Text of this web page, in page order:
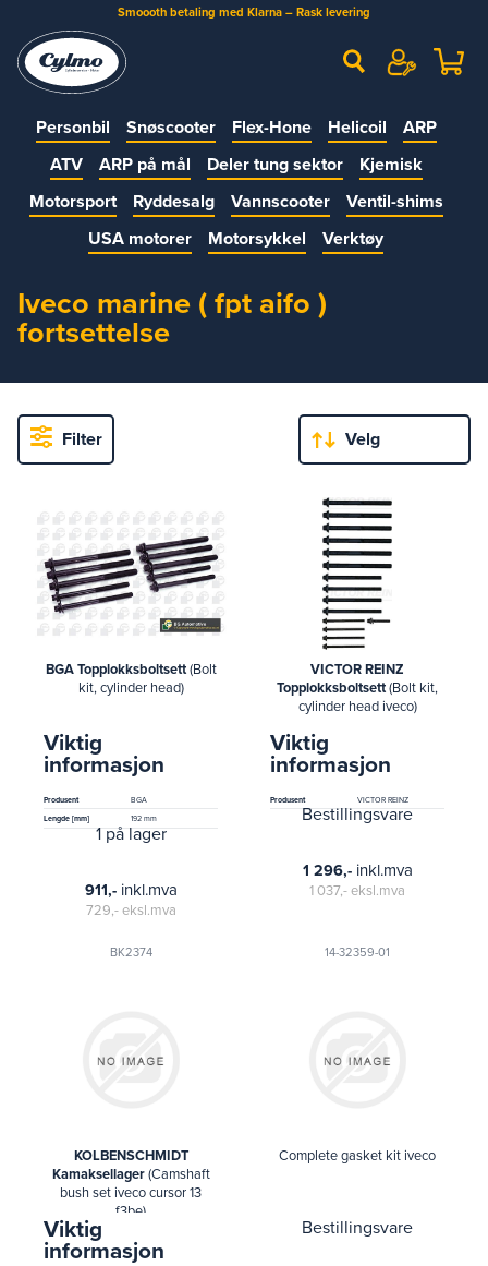
Smoooth betaling med Klarna – Rask levering
Personbil Snøscooter Flex-Hone Helicoil
ARP
ATV
ARP på mål Deler tung sektor
Kjemisk
Motorsport
Ryddesalg Vannscooter
Ventil-shims
USA motorer
Motorsykkel Verktøy
Iveco marine ( fpt aifo )
fortsettelse
Filter
BGA Topplokksboltsett(Bolt
kit, cylinder head)
Viktig
informasjon
Produsent
BGA
Lengde [mm]
192 mm
1 på lager
BK2374
911,- inkl.mva
729,-eksl.mva
VICTOR REINZ
Topplokksboltsett(Bolt kit,
cylinder head iveco)
Viktig
informasjon
Produsent VICTOR REINZ
Bestillingsvare
14-32359-01
1 296,- inkl.mva
1 037,-eksl.mva
KOLBENSCHMIDT
Kamaksellager(Camshaft
bush set iveco cursor 13
f3be)
Viktig
informasjon
Complete gasket kit iveco
Bestillingsvare